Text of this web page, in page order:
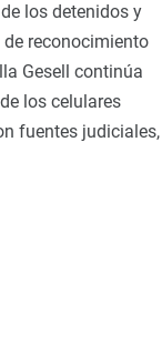
los detenidos y
reconocimiento
Gesell continúa
los celulares
fuentes judiciales,